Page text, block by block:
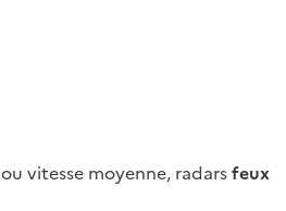
ou vitesse moyenne, radarsfeux